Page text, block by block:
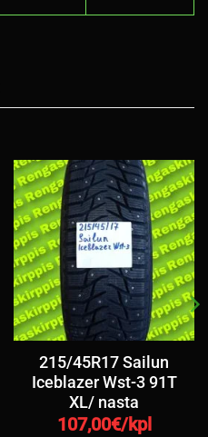
215/45R17 Sailun
Iceblazer Wst-3 91T
XL/ nasta
107,00€/kpl